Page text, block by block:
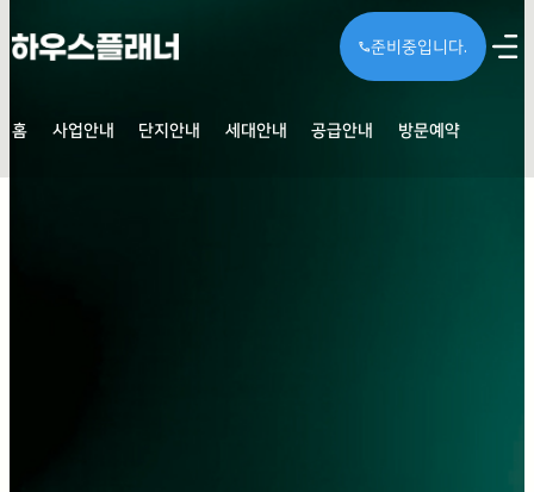
call준비중입니다.
홈 사업안내 단지안내 세대안내 공급안내 방문예약